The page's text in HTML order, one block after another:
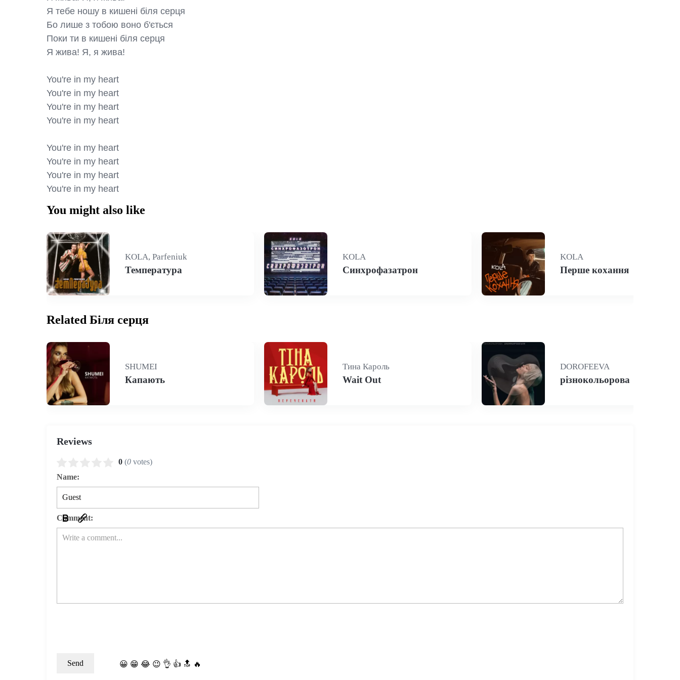
Я тебе ношу в кишені біля серця
Бо лише з тобою воно б'ється
Поки ти в кишені біля серця
Я жива! Я, я жива!
You're in my heart
You're in my heart
You're in my heart
You're in my heart
You're in my heart
You're in my heart
You're in my heart
You're in my heart
You might also like
KOLA, Parfeniuk
Температура
KOLA
Синхрофазатрон
KOLA
Перше кохання
Related Біля серця
SHUMEI
Капають
Тина Кароль
Wait Out
DOROFEEVA
різнокольорова
Reviews
0 (0 votes)
Name:
Comment:
😀 😁 😂 😉 👌 👍 🔝 🔥